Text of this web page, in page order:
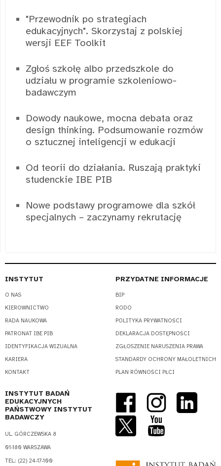
"Przewodnik po strategiach
edukacyjnych". Skorzystaj z polskiej
wersji EEF Toolkit
Zgłoś szkołę albo przedszkole do
udziału w programie szkoleniowo-
badawczym
Dowody naukowe, mocna debata oraz
design thinking. Podsumowanie rozmów
o sztucznej inteligencji w edukacji
Od teorii do działania. Ruszają praktyki
studenckie IBE PIB
Nowe podstawy programowe dla szkół
specjalnych – zaczynamy rekrutację
INSTYTUT
O NAS
KIEROWNICTWO
RADA NAUKOWA
PATRONAT IBE PIB
IDENTYFIKACJA WIZUALNA
KARIERA
KONTAKT
PRZYDATNE INFORMACJE
BIP
RODO
POLITYKA PRYWATNOŚCI
DEKLARACJA DOSTĘPNOŚCI
ZGŁOSZENIE NARUSZENIA PRAWA
STANDARDY OCHRONY MAŁOLETNICH
PLAN RÓWNOŚCI PŁCI
INSTYTUT BADAŃ
EDUKACYJNYCH
PAŃSTWOWY INSTYTUT
BADAWCZY
UL. GÓRCZEWSKA 8
01-180 WARSZAWA
TEL.: (22) 24-17-100